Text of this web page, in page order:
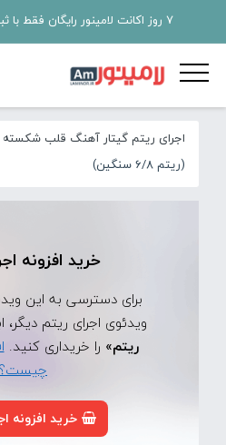
7 روز اکانت لامینور رایگان فقط با ثبت نام در سایت
اجرای ریتم گیتار آهنگ قلب شکسته
(ریتم 6/8 سنگین)
خرید افزونه
ویدئوی اجرای ریتم دیگر،
ریتم» را خریداری کنید.
خرید افزونه